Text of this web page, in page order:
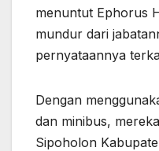
menuntut Ephorus
mundur dari
pernyataannya
Dengan
dan minibus,
Sipoholon